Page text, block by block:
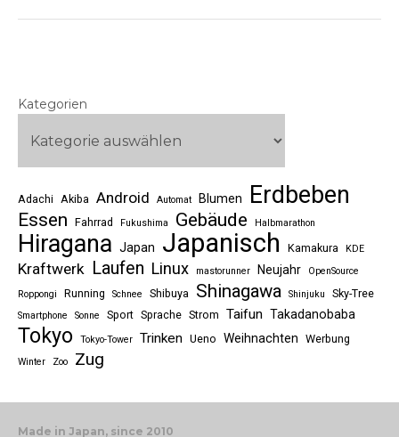
Kategorien
Adachi Akiba Android Automat Blumen Erdbeben
Essen Fahrrad Fukushima Gebäude Halbmarathon
Hiragana Japan Japanisch Kamakura KDE
Kraftwerk Laufen Linux mastorunner Neujahr
OpenSource
Roppongi
Running Schnee Shibuya Shinagawa Shinjuku Sky-Tree
Smartphone Sonne Sport Sprache Strom Taifun Takadanobaba
Tokyo Tokyo-Tower Trinken Ueno Weihnachten Werbung
Winter Zoo Zug
Made in Japan, since 2010